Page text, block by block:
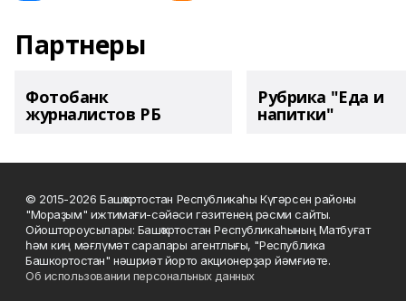
Партнеры
Фотобанк
журналистов РБ
Рубрика "Еда и
напитки"
© 2015-2026 Башҡортостан Республикаһы Күгәрсен районы
"Мораҙым" ижтимағи-сәйәси гәзитенең рәсми сайты.
Ойоштороусылары: Башҡортостан Республикаһының Матбуғат
һәм киң мәғлүмәт саралары агентлығы, "Республика
Башкортостан" нәшриәт йорто акционерҙар йәмғиәте.
Об использовании персональных данных